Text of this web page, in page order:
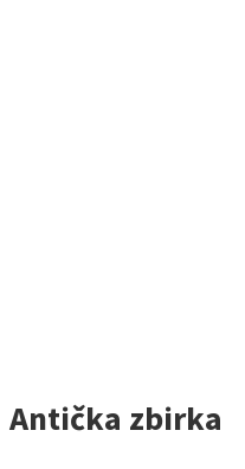
Antička zbirka